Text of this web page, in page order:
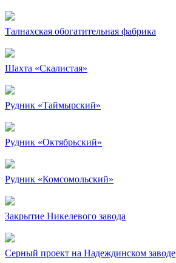
Талнахская обогатительная фабрика
Шахта «Скалистая»
Рудник «Таймырский»
Рудник «Октябрьский»
Рудник «Комсомольский»
Закрытие Никелевого завода
Серный проект на Надеждинском заводе